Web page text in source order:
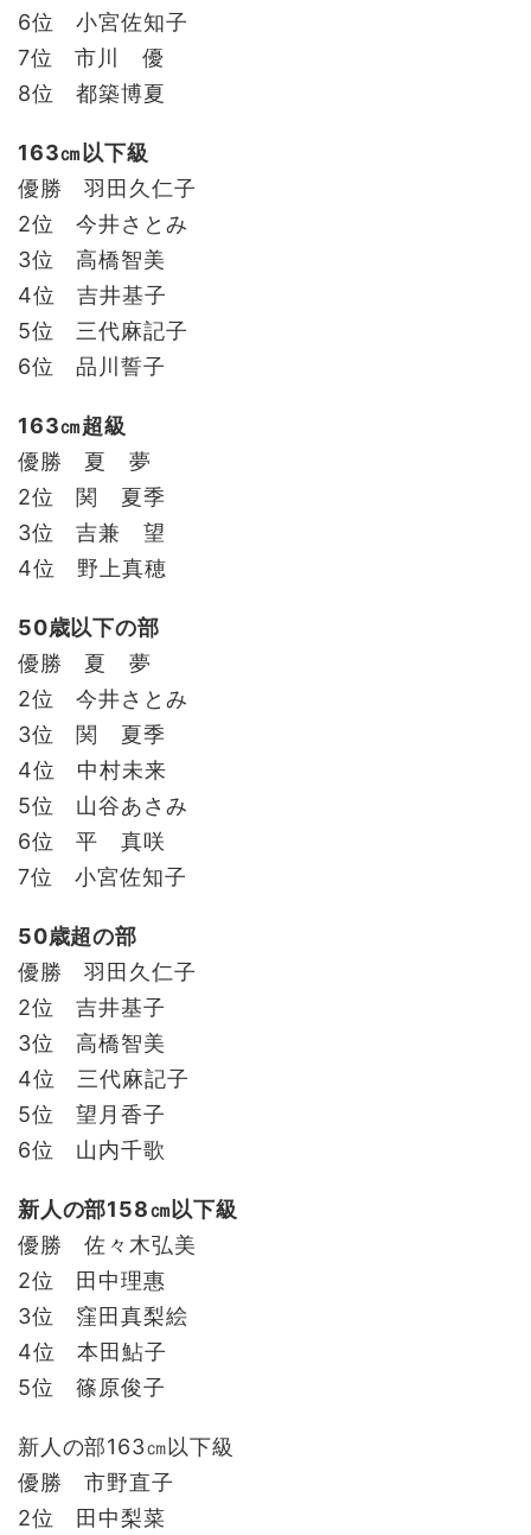
6位 小宮佐知子
7位 市川 優
8位 都築博夏
163㎝以下級
優勝 羽田久仁子
2位 今井さとみ
3位 高橋智美
4位 吉井基子
5位 三代麻記子
6位 品川誓子
163㎝超級
優勝 夏 夢
2位 関 夏季
3位 吉兼 望
4位 野上真穂
50歳以下の部
優勝 夏 夢
2位 今井さとみ
3位 関 夏季
4位 中村未来
5位 山谷あさみ
6位 平 真咲
7位 小宮佐知子
50歳超の部
優勝 羽田久仁子
2位 吉井基子
3位 高橋智美
4位 三代麻記子
5位 望月香子
6位 山内千歌
新人の部158㎝以下級
優勝 佐々木弘美
2位 田中理惠
3位 窪田真梨絵
4位 本田鮎子
5位 篠原俊子
新人の部163㎝以下級
優勝 市野直子
2位 田中梨菜